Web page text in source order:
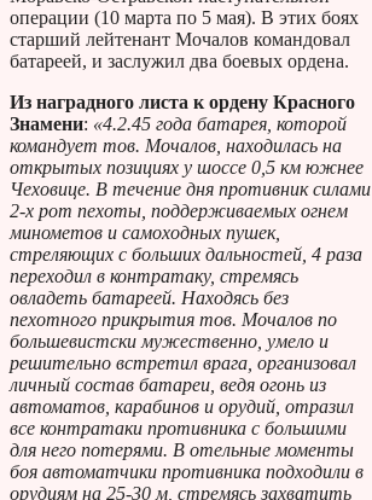
операции (10 марта по 5 мая). В этих боях
старший лейтенант Мочалов командовал
батареей, и заслужил два боевых ордена.
Из наградного листа к ордену Красного
Знамени: «4.2.45 года батарея, которой
командует тов. Мочалов, находилась на
открытых позициях у шоссе 0,5 км южнее
Чеховице. В течение дня противник силами
2-х рот пехоты, поддерживаемых огнем
минометов и самоходных пушек,
стреляющих с больших дальностей, 4 раза
переходил в контратаку, стремясь
овладеть батареей. Находясь без
пехотного прикрытия тов. Мочалов по
большевистски мужественно, умело и
решительно встретил врага, организовал
личный состав батареи, ведя огонь из
автоматов, карабинов и орудий, отразил
все контратаки противника с большими
для него потерями. В отельные моменты
боя автоматчики противника подходили в
орудиям на 25-30 м, стремясь захватить